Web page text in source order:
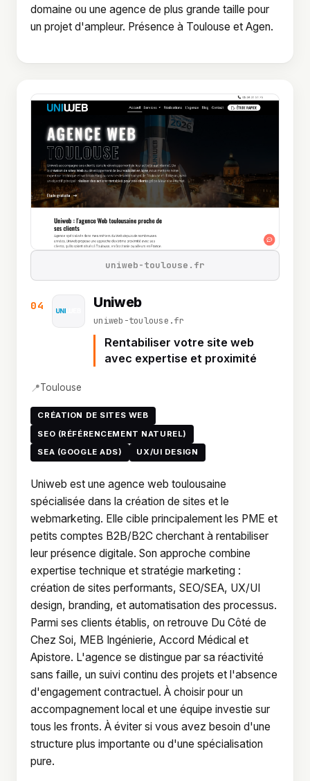
domaine ou une agence de plus grande taille pour
un projet d'ampleur. Présence à Toulouse et Agen.
04 Uniweb
uniweb-toulouse.fr
Rentabiliser votre site web
avec expertise et proximité
📍Toulouse
CRÉATION DE SITES WEB
SEO (RÉFÉRENCEMENT NATUREL)
SEA (GOOGLE ADS)
UX/UI DESIGN
Uniweb est une agence web toulousaine
spécialisée dans la création de sites et le
webmarketing. Elle cible principalement les PME et
petits comptes B2B/B2C cherchant à rentabiliser
leur présence digitale. Son approche combine
expertise technique et stratégie marketing :
création de sites performants, SEO/SEA, UX/UI
design, branding, et automatisation des processus.
Parmi ses clients établis, on retrouve Du Côté de
Chez Soi, MEB Ingénierie, Accord Médical et
Apistore. L'agence se distingue par sa réactivité
sans faille, un suivi continu des projets et l'absence
d'engagement contractuel. À choisir pour un
accompagnement local et une équipe investie sur
tous les fronts. À éviter si vous avez besoin d'une
structure plus importante ou d'une spécialisation
pure.
uniweb-toulouse.fr